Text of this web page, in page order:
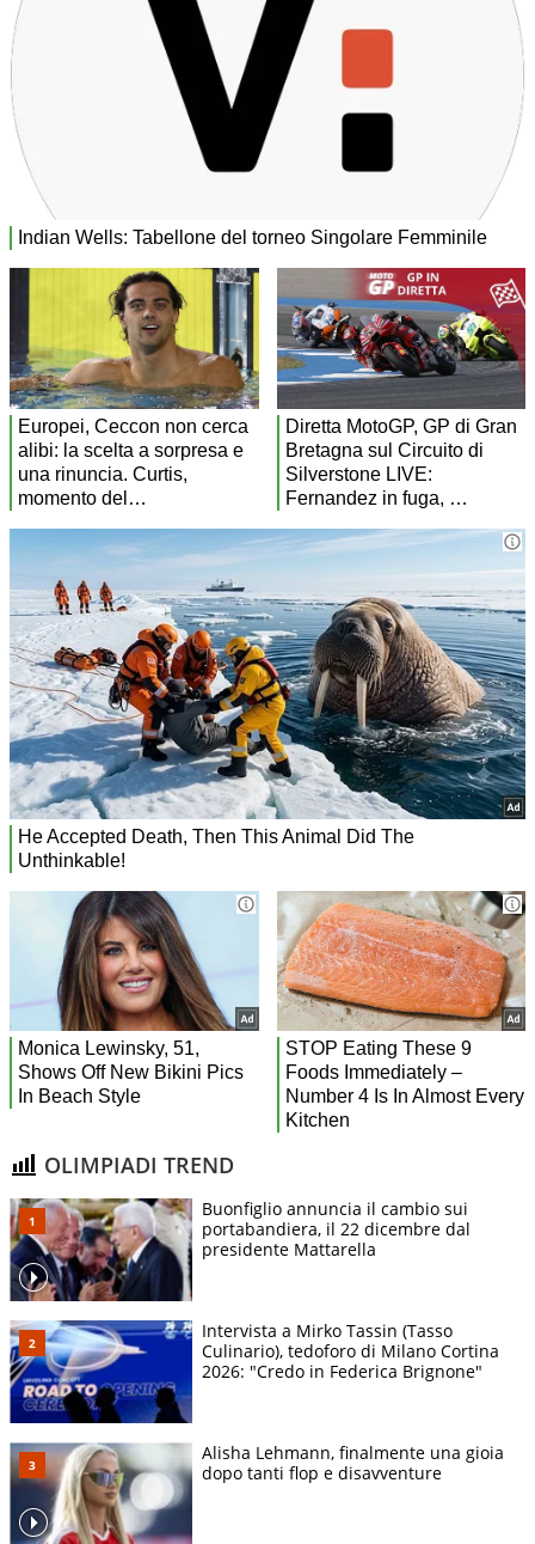
OLIMPIADI TREND
Buonfiglio annuncia il cambio sui
portabandiera, il 22 dicembre dal
presidente Mattarella
Intervista a Mirko Tassin (Tasso
Culinario), tedoforo di Milano Cortina
2026: "Credo in Federica Brignone"
Alisha Lehmann, finalmente una gioia
dopo tanti flop e disavventure